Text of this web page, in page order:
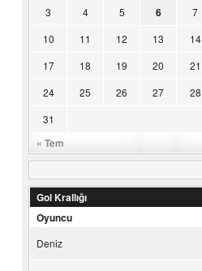
« Tem
3
4 5 6 7
10
11 12 13 14
17
18 19 20 21
24
25 26 27 28
31
Gol Krallığı
Oyuncu
Deniz